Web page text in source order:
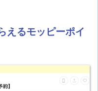
えるモッピーポイ